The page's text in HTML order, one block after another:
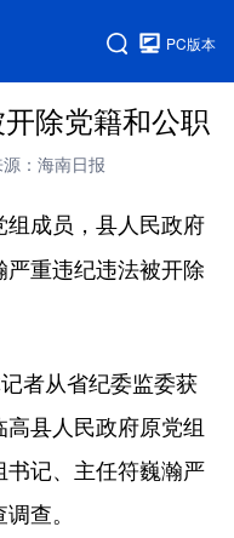
PC版本
除党籍和公职
：海南日报
成员，县人民政府
重违纪违法被开除
者从省纪委监委获
县人民政府原党组
记、主任符巍瀚严
查。